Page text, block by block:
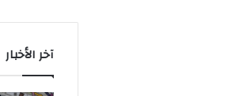
آخر الأخبار